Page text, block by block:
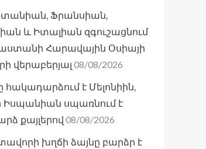
Ֆրանսիան,
և Իտալիան զգուշացնում
Հարավային Օսիայի
վերաբերյալ 08/08/2026
հակադարձում է Մելոնիին,
Իսպանիան սպառնում է
քայլերով 08/08/2026
խղճի ձայնը բարձր է